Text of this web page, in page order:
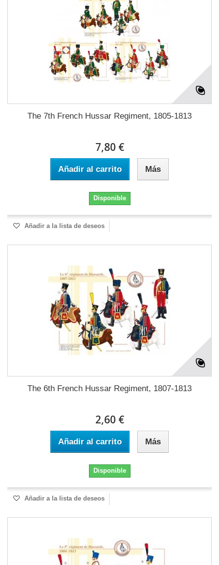
The 7th French Hussar Regiment, 1805-1813
7,80 €
Añadir al carrito Más
Disponible
Añadir a la lista de deseos
The 6th French Hussar Regiment, 1807-1813
2,60 €
Añadir al carrito Más
Disponible
Añadir a la lista de deseos